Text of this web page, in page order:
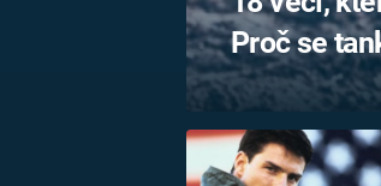
Proč se